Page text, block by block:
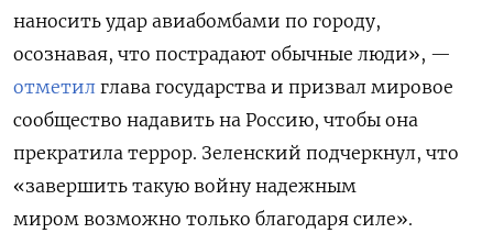
наносить удар авиабомбами по городу,
осознавая, что пострадают обычные люди», —
отметил глава государства и призвал мировое
сообщество надавить на Россию, чтобы она
прекратила террор. Зеленский подчеркнул, что
«завершить такую войну надежным
миром возможно только благодаря силе».